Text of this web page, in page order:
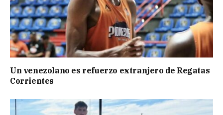
Un venezolano es refuerzo extranjero de Regatas
Corrientes